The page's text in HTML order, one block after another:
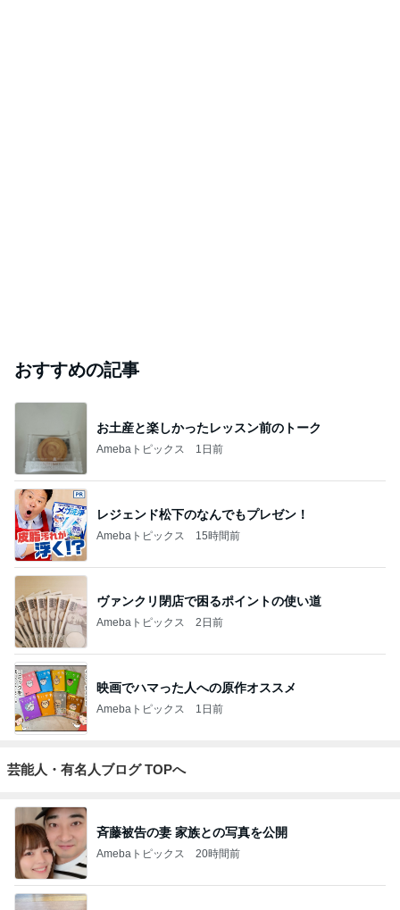
おすすめの記事
お土産と楽しかったレッスン前のトーク
Amebaトピックス 1日前
レジェンド松下のなんでもプレゼン！
Amebaトピックス 15時間前
ヴァンクリ閉店で困るポイントの使い道
Amebaトピックス 2日前
映画でハマった人への原作オススメ
Amebaトピックス 1日前
芸能人・有名人ブログ TOPへ
斉藤被告の妻 家族との写真を公開
Amebaトピックス 20時間前